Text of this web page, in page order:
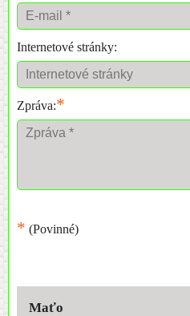
Internetové stránky:
Zpráva:*
* (Povinné)
Maťo